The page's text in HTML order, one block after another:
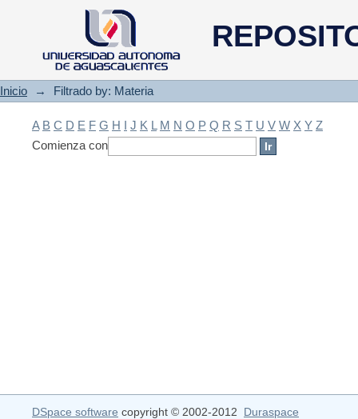
Filtrado by: Materia
Inicio → Filtrado by: Materia
A B C D E F G H I J K L M N O P Q R S T U V W X Y Z
Comienza con
DSpace software copyright © 2002-2012 Duraspace